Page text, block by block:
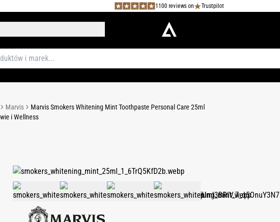
1100 reviews on Trustpilot
Marvis
Marvis Smokers Whitening Mint Toothpaste Personal Care 25ml
i Wellness